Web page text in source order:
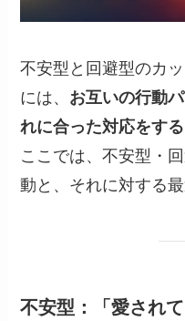
不安型と回避型のカ
には、 お互いの行動
れに合った対応をす
ここでは、不安型・
動と、それに対する
不安型：「愛され